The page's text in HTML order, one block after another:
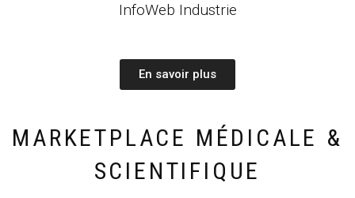
InfoWeb Industrie
En savoir plus
MARKETPLACE MÉDICALE &
SCIENTIFIQUE